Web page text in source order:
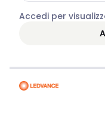
Accedi per